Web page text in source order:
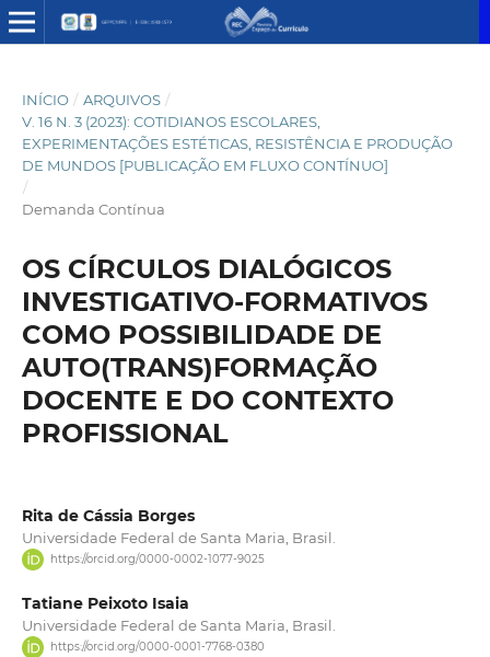
INÍCIO / ARQUIVOS /
V. 16 N. 3 (2023): COTIDIANOS ESCOLARES,
EXPERIMENTAÇÕES ESTÉTICAS, RESISTÊNCIA E PRODUÇÃO
DE MUNDOS [PUBLICAÇÃO EM FLUXO CONTÍNUO]
/
Demanda Contínua
OS CÍRCULOS DIALÓGICOS
INVESTIGATIVO-FORMATIVOS
COMO POSSIBILIDADE DE
AUTO(TRANS)FORMAÇÃO
DOCENTE E DO CONTEXTO
PROFISSIONAL
Rita de Cássia Borges
Universidade Federal de Santa Maria, Brasil.
https://orcid.org/0000-0002-1077-9025
Tatiane Peixoto Isaia
Universidade Federal de Santa Maria, Brasil.
https://orcid.org/0000-0001-7768-0380